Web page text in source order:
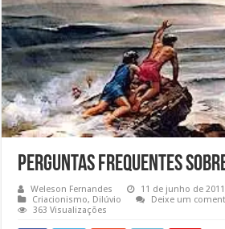
Perguntas Frequentes
Weleson Fernandes
11 de junho de 2011
Criacionismo, Dilúvio
Deixe um
363 Visualizações